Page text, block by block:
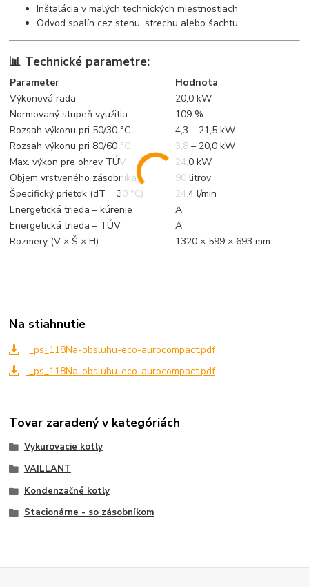
Inštalácia v malých technických miestnostiach
Odvod spalín cez stenu, strechu alebo šachtu
📊 Technické parametre:
Parameter
Hodnota
Výkonová rada
20,0 kW
Normovaný stupeň využitia
109 %
Rozsah výkonu pri 50/30 °C
4,3 – 21,5 kW
Rozsah výkonu pri 80/60 °C
3,8 – 20,0 kW
Max. výkon pre ohrev TÚV
24,0 kW
Objem vrstveného zásobníka
90 litrov
Špecifický prietok (dT = 30 °C)
24,4 l/min
Energetická trieda – kúrenie
A
Energetická trieda – TÚV
A
Rozmery (V × Š × H)
1320 × 599 × 693 mm
Na stiahnutie
_ps_118Na-obsluhu-eco-aurocompact.pdf
_ps_118Na-obsluhu-eco-aurocompact.pdf
Tovar zaradený v kategóriách
Vykurovacie kotly
VAILLANT
Kondenzačné kotly
Stacionárne - so zásobníkom